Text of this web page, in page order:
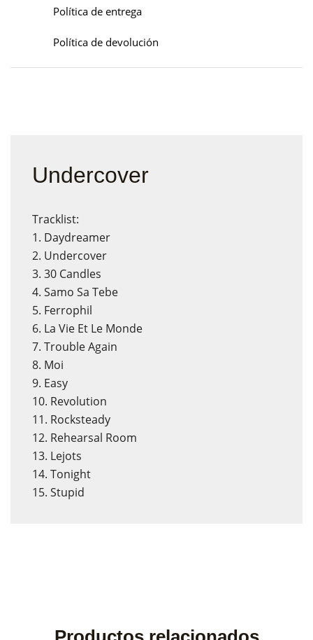
Política de entrega
Política de devolución
Undercover
Tracklist:
1. Daydreamer
2. Undercover
3. 30 Candles
4. Samo Sa Tebe
5. Ferrophil
6. La Vie Et Le Monde
7. Trouble Again
8. Moi
9. Easy
10. Revolution
11. Rocksteady
12. Rehearsal Room
13. Lejots
14. Tonight
15. Stupid